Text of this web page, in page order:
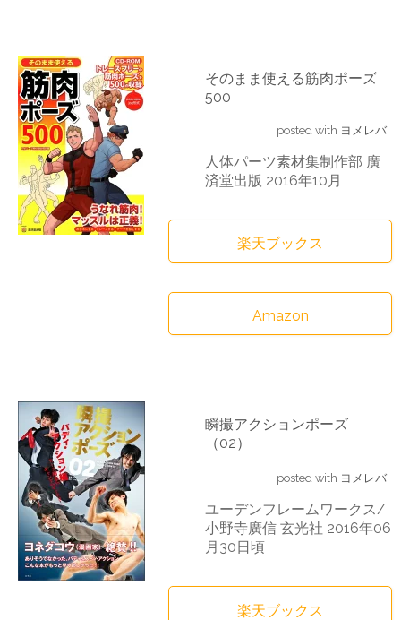
そのまま使える筋肉ポーズ
500
posted with ヨメレバ
人体パーツ素材集制作部 廣
済堂出版 2016年10月
楽天ブックス
Amazon
瞬撮アクションポーズ
（02）
posted with ヨメレバ
ユーデンフレームワークス/
小野寺廣信 玄光社 2016年06
月30日頃
楽天ブックス